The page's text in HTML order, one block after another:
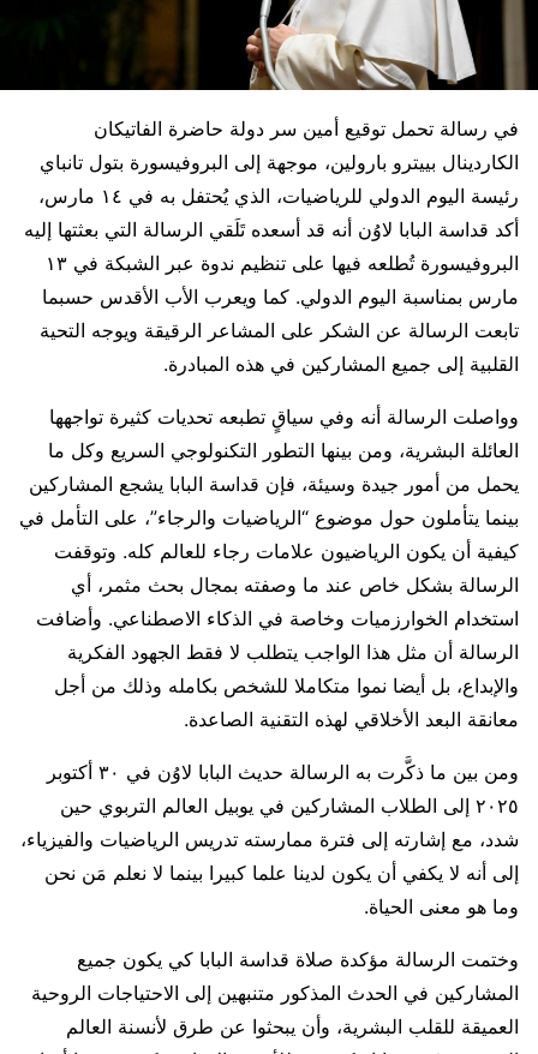
في رسالة تحمل توقيع أمين سر دولة حاضرة الفاتيكان
الكاردينال بييترو بارولين، موجهة إلى البروفيسورة بتول تانباي
رئيسة اليوم الدولي للرياضيات، الذي يُحتفل به في ١٤ مارس،
أكد قداسة البابا لاوُن أنه قد أسعده تَلَقي الرسالة التي بعثتها إليه
البروفيسورة تُطلعه فيها على تنظيم ندوة عبر الشبكة في ١٣
مارس بمناسبة اليوم الدولي. كما ويعرب الأب الأقدس حسبما
تابعت الرسالة عن الشكر على المشاعر الرقيقة ويوجه التحية
القلبية إلى جميع المشاركين في هذه المبادرة.
وواصلت الرسالة أنه وفي سياقٍ تطبعه تحديات كثيرة تواجهها
العائلة البشرية، ومن بينها التطور التكنولوجي السريع وكل ما
يحمل من أمور جيدة وسيئة، فإن قداسة البابا يشجع المشاركين
بينما يتأملون حول موضوع “الرياضيات والرجاء”، على التأمل في
كيفية أن يكون الرياضيون علامات رجاء للعالم كله. وتوقفت
الرسالة بشكل خاص عند ما وصفته بمجال بحث مثمر، أي
استخدام الخوارزميات وخاصة في الذكاء الاصطناعي. وأضافت
الرسالة أن مثل هذا الواجب يتطلب لا فقط الجهود الفكرية
والإبداع، بل أيضا نموا متكاملا للشخص بكامله وذلك من أجل
معانقة البعد الأخلاقي لهذه التقنية الصاعدة.
ومن بين ما ذكَّرت به الرسالة حديث البابا لاوُن في ٣٠ أكتوبر
٢٠٢٥ إلى الطلاب المشاركين في يوبيل العالم التربوي حين
شدد، مع إشارته إلى فترة ممارسته تدريس الرياضيات والفيزياء،
إلى أنه لا يكفي أن يكون لدينا علما كبيرا بينما لا نعلم مَن نحن
وما هو معنى الحياة.
وختمت الرسالة مؤكدة صلاة قداسة البابا كي يكون جميع
المشاركين في الحدث المذكور متنبهين إلى الاحتياجات الروحية
العميقة للقلب البشرية، وأن يبحثوا عن طرق لأنسنة العالم